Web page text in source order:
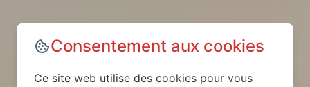
Consentement aux cookies
Ce site web utilise des cookies pour vous